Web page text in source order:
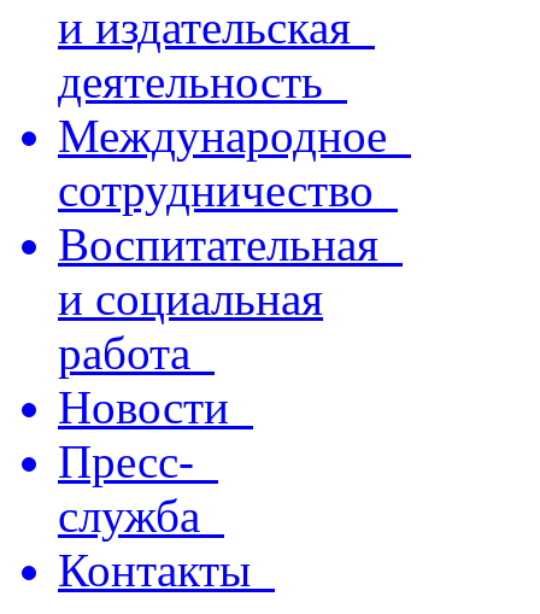
и издательская
деятельность
Международное
сотрудничество
Воспитательная
и социальная
работа
Новости
Пресс-
служба
Контакты